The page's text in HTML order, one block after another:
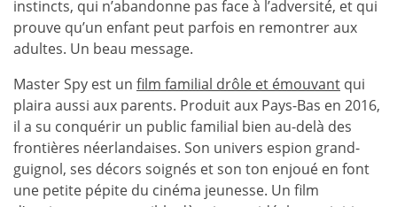
instincts, qui n’abandonne pas face à l’adversité, et qui
prouve qu’un enfant peut parfois en remontrer aux
adultes. Un beau message.
Master Spy est un film familial drôle et émouvant qui
plaira aussi aux parents. Produit aux Pays-Bas en 2016,
il a su conquérir un public familial bien au-delà des
frontières néerlandaises. Son univers espion grand-
guignol, ses décors soignés et son ton enjoué en font
une petite pépite du cinéma jeunesse. Un film